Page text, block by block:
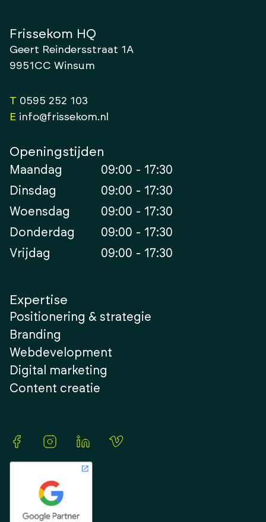
Frissekom HQ
Geert Reindersstraat 1A
9951CC Winsum
T 0595 252 103
E info@frissekom.nl
Openingstijden
Maandag
09:00 - 17:30
Dinsdag
09:00 - 17:30
Woensdag
09:00 - 17:30
Donderdag
09:00 - 17:30
Vrijdag
09:00 - 17:30
Expertise
Positionering & strategie
Branding
Webdevelopment
Digital marketing
Content creatie